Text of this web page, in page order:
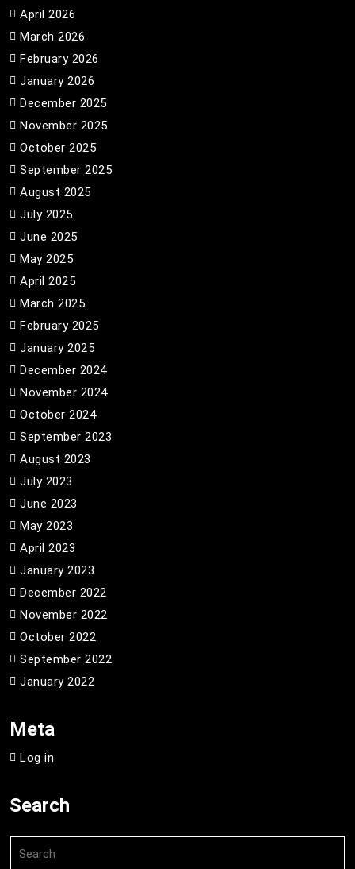
April 2026
March 2026
February 2026
January 2026
December 2025
November 2025
October 2025
September 2025
August 2025
July 2025
June 2025
May 2025
April 2025
March 2025
February 2025
January 2025
December 2024
November 2024
October 2024
September 2023
August 2023
July 2023
June 2023
May 2023
April 2023
January 2023
December 2022
November 2022
October 2022
September 2022
January 2022
Meta
Log in
Search